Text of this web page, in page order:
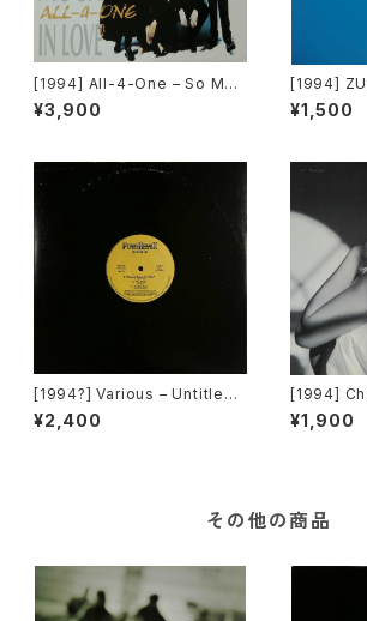
[1994] All-4-One – So Muc
h In Love [Atlantic]
¥3,900
[1994]
Enough
Surprise
¥1,500
[1994?] Various – Untitled
(PM-669)[PoweRemix Rec
ords]
¥2,400
[1994]
School
ds]
¥1,900
その他の商品